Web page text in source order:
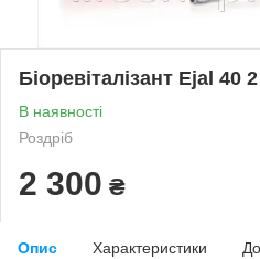
Біоревіталізант Ejal 40
В наявності
Роздріб
2 300 ₴
Опис Характеристики